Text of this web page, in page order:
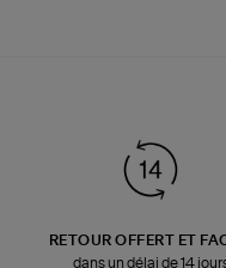
RETOUR OFFERT ET
dans un délai de 14